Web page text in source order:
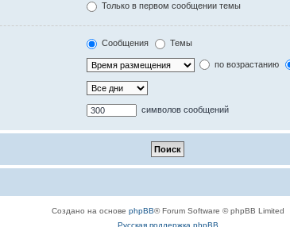
Только в первом сообщении темы
Сообщения Темы
по возрастанию
символов сообщений
Создано на основе phpBB® Forum Software © phpBB Limited
Русская поддержка phpBB